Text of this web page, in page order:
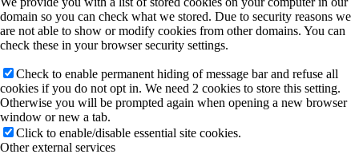
domain so you can check what we stored. Due to security reasons we
are not able to show or modify cookies from other domains. You can
check these in your browser security settings.
Check to enable permanent hiding of message bar and refuse all
cookies if you do not opt in. We need 2 cookies to store this setting.
Otherwise you will be prompted again when opening a new browser
window or new a tab.
Click to enable/disable essential site cookies.
Other external services